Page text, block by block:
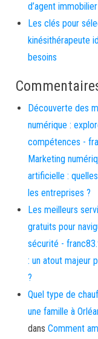
d’agent
Les clés pour
kinésithérapeute
besoins
Découverte des
numérique :
compétences -
Marketing
artificielle :
les entreprises ?
Les meilleurs
gratuits pour
sécurité -
: un atout majeur
?
Quel type de
une famille à
dans Comment